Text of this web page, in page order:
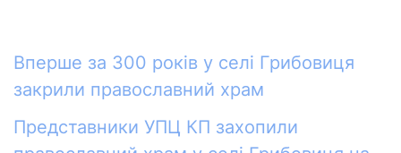
Вперше за 300 років у селі Грибовиця
закрили православний храм
Представники УПЦ КП захопили